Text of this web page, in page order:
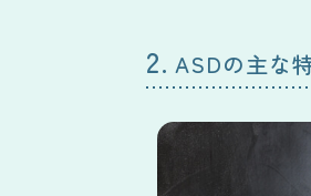
2. ASDの主な